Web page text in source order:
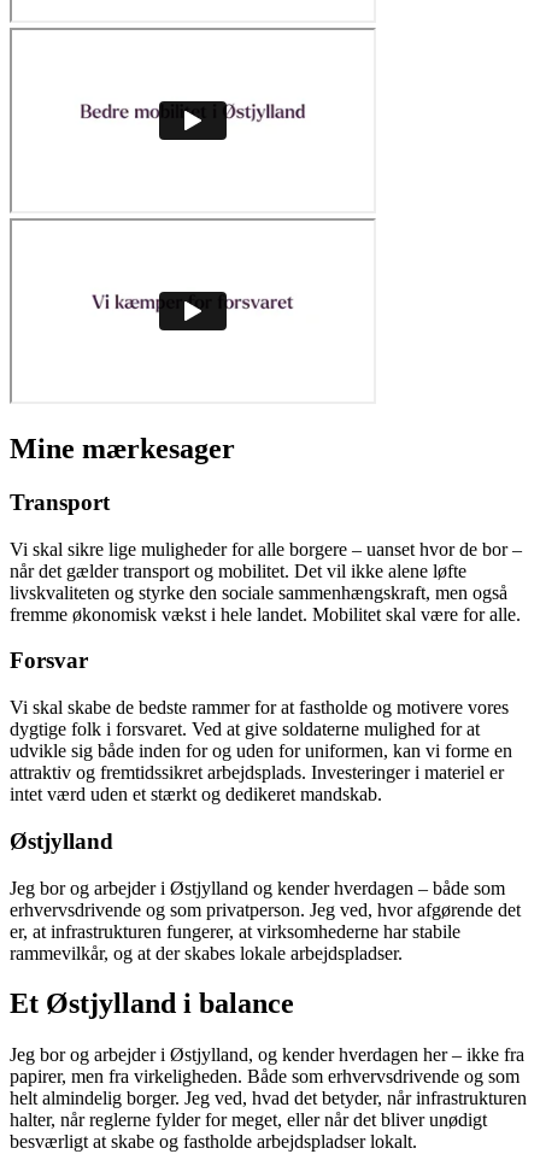
Mine mærkesager
Transport
Vi skal sikre lige muligheder for alle borgere – uanset hvor de bor –
når det gælder transport og mobilitet. Det vil ikke alene løfte
livskvaliteten og styrke den sociale sammenhængskraft, men også
fremme økonomisk vækst i hele landet. Mobilitet skal være for alle.
Forsvar
Vi skal skabe de bedste rammer for at fastholde og motivere vores
dygtige folk i forsvaret. Ved at give soldaterne mulighed for at
udvikle sig både inden for og uden for uniformen, kan vi forme en
attraktiv og fremtidssikret arbejdsplads. Investeringer i materiel er
intet værd uden et stærkt og dedikeret mandskab.
Østjylland
Jeg bor og arbejder i Østjylland og kender hverdagen – både som
erhvervsdrivende og som privatperson. Jeg ved, hvor afgørende det
er, at infrastrukturen fungerer, at virksomhederne har stabile
rammevilkår, og at der skabes lokale arbejdspladser.
Et Østjylland i balance
Jeg bor og arbejder i Østjylland, og kender hverdagen her – ikke fra
papirer, men fra virkeligheden. Både som erhvervsdrivende og som
helt almindelig borger. Jeg ved, hvad det betyder, når infrastrukturen
halter, når reglerne fylder for meget, eller når det bliver unødigt
besværligt at skabe og fastholde arbejdspladser lokalt.